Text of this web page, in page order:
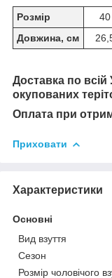
Розмір 40
Довжина, см
Доставка по всій
окупованих
Оплата при
Приховати
Характеристики
Основні
Вид взуття
Сезон
Розмір чоловічого